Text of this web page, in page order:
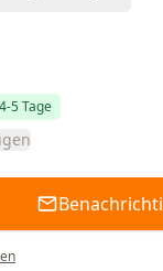
5 Tage